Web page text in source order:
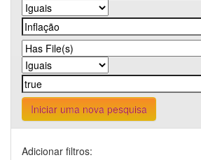
Iniciar uma nova pesquisa
Adicionar filtros: